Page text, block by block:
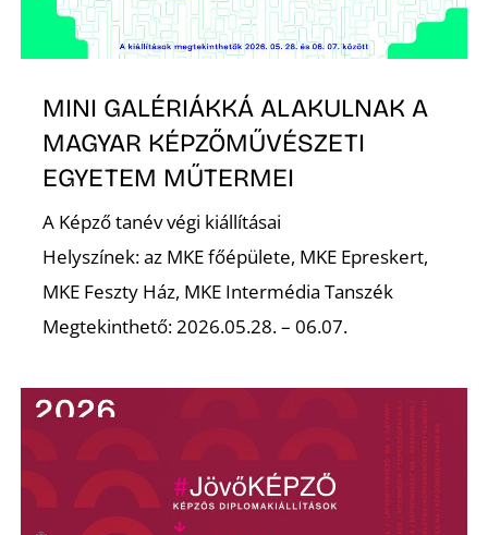
MINI GALÉRIÁKKÁ ALAKULNAK A
MAGYAR KÉPZŐMŰVÉSZETI
EGYETEM MŰTERMEI
A Képző tanév végi kiállításai
Helyszínek: az MKE főépülete, MKE Epreskert,
MKE Feszty Ház, MKE Intermédia Tanszék
Megtekinthető: 2026.05.28. – 06.07.